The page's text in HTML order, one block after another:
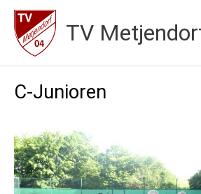
Zum
Inhalt
springen
TV
C-Junioren